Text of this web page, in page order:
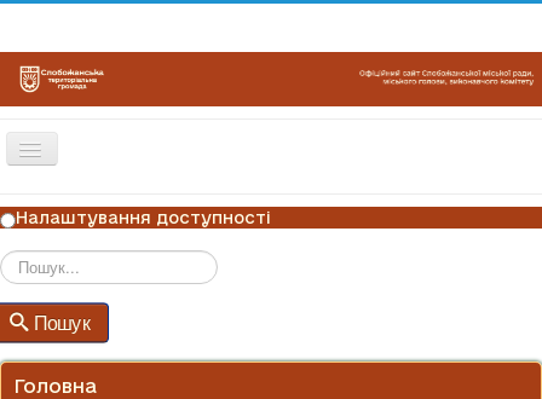
Перемикач
ГОЛОВНА
НОВИНИ
ОГОЛОШЕННЯ
ГРАФІКИ ПРИЙОМУ
Налаштування доступності
Пошук
Головна